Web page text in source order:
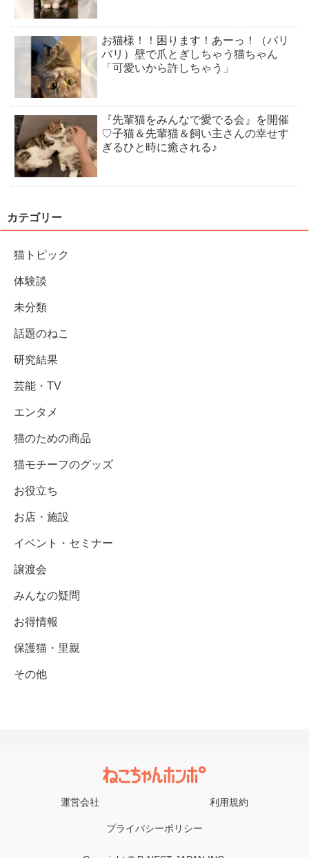
お猫様！！困ります！あーっ！（バリ
バリ）壁で爪とぎしちゃう猫ちゃん
「可愛いから許しちゃう」
『先輩猫をみんなで愛でる会』を開催
♡子猫＆先輩猫＆飼い主さんの幸せす
ぎるひと時に癒される♪
カテゴリー
猫トピック
体験談
未分類
話題のねこ
研究結果
芸能・TV
エンタメ
猫のための商品
猫モチーフのグッズ
お役立ち
お店・施設
イベント・セミナー
譲渡会
みんなの疑問
お得情報
保護猫・里親
その他
運営会社 利用規約
プライバシーポリシー